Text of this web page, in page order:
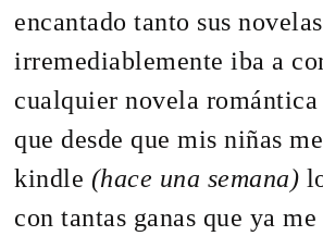
encantado tanto sus
irremediablemente iba a
cualquier novela romántica
que desde que mis niñas
kindle (hace una semana)
con tantas ganas que ya me